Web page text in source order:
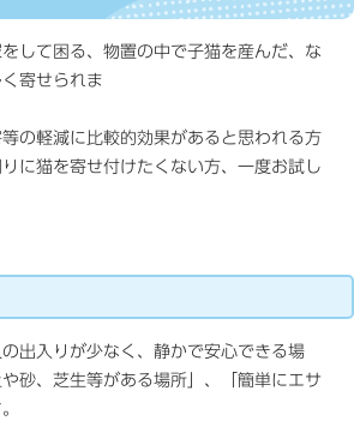
して困る、物置の中で子猫を産んだ、な
寄せられま
の軽減に比較的効果があると思われる方
に猫を寄せ付けたくない方、一度お試し
出入りが少なく、静かで安心できる場
砂、芝生等がある場所」、「簡単にエサ